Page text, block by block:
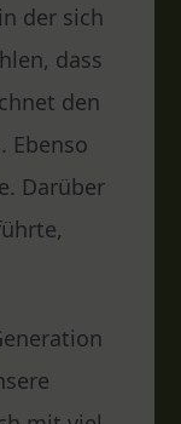
der sich
dass
den
Ebenso
Darüber